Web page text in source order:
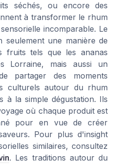
séchés, ou encore des
à transformer le rhum
incomparable. Le
une manière de
fruits tels que les ananas
Lorraine, mais aussi un
partager des moments
culturels autour du rhum
à la simple dégustation. Ils
où chaque produit est
pour en vue de créer
Pour plus d'insight
similaires, consultez
. Les traditions autour du